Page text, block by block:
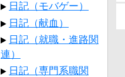
日記（モバゲー）
日記（献血）
日記（就職・進路関
連）
日記（専門系職関